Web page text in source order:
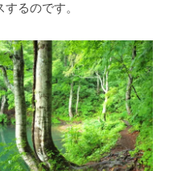
るのです。